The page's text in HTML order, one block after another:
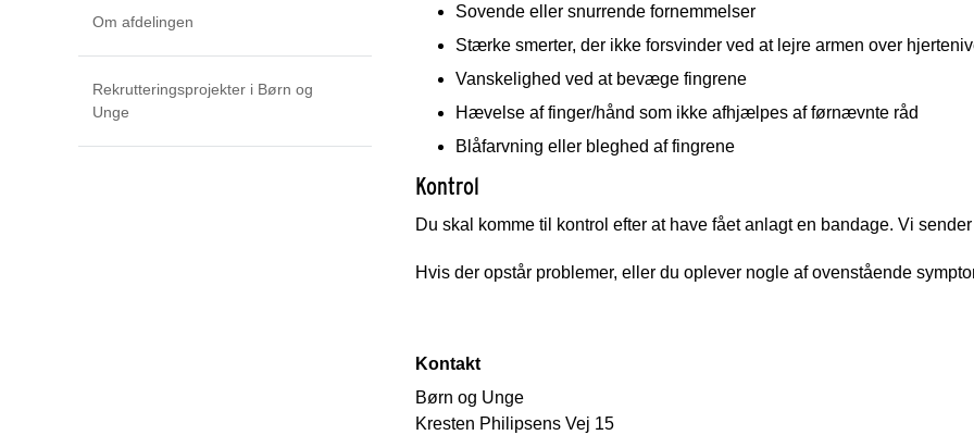
Om afdelingen
Rekrutteringsprojekter i Børn og
Unge
Sovende eller snurrende fornemmelser
Stærke smerter, der ikke forsvinder ved at lejre armen over
Vanskelighed ved at bevæge fingrene
Hævelse af finger/hånd som ikke afhjælpes af førnævnte råd
Blåfarvning eller bleghed af fingrene
Kontrol
Du skal komme til kontrol efter at have fået anlagt en bandage. Vi
Hvis der opstår problemer, eller du oplever nogle af ovenstående
Kontakt
Børn og Unge
Kresten Philipsens Vej 15